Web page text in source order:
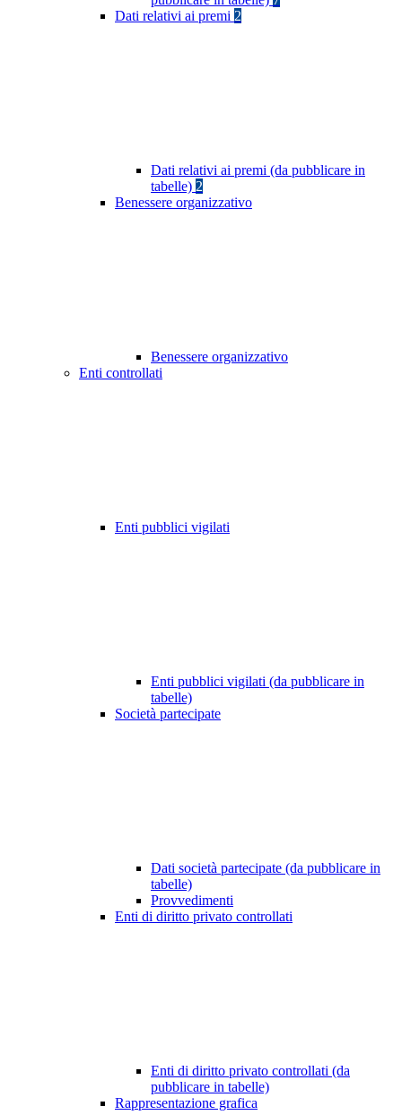
Dati relativi ai premi 2
Dati relativi ai premi (da pubblicare in
tabelle) 2
Benessere organizzativo
Benessere organizzativo
Enti controllati
Enti pubblici vigilati
Enti pubblici vigilati (da pubblicare in
tabelle)
Società partecipate
Dati società partecipate (da pubblicare in
tabelle)
Provvedimenti
Enti di diritto privato controllati
Enti di diritto privato controllati (da
pubblicare in tabelle)
Rappresentazione grafica